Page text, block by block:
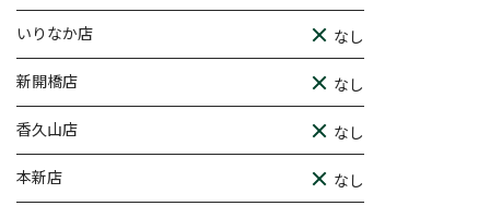
いりなか店 なし
新開橋店 なし
香久山店 なし
本新店 なし